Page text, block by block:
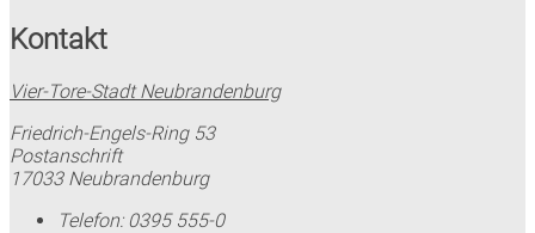
Kontakt
Vier-Tore-Stadt Neubrandenburg
Friedrich-Engels-Ring 53
Postanschrift
17033 Neubrandenburg
Telefon: 0395 555-0